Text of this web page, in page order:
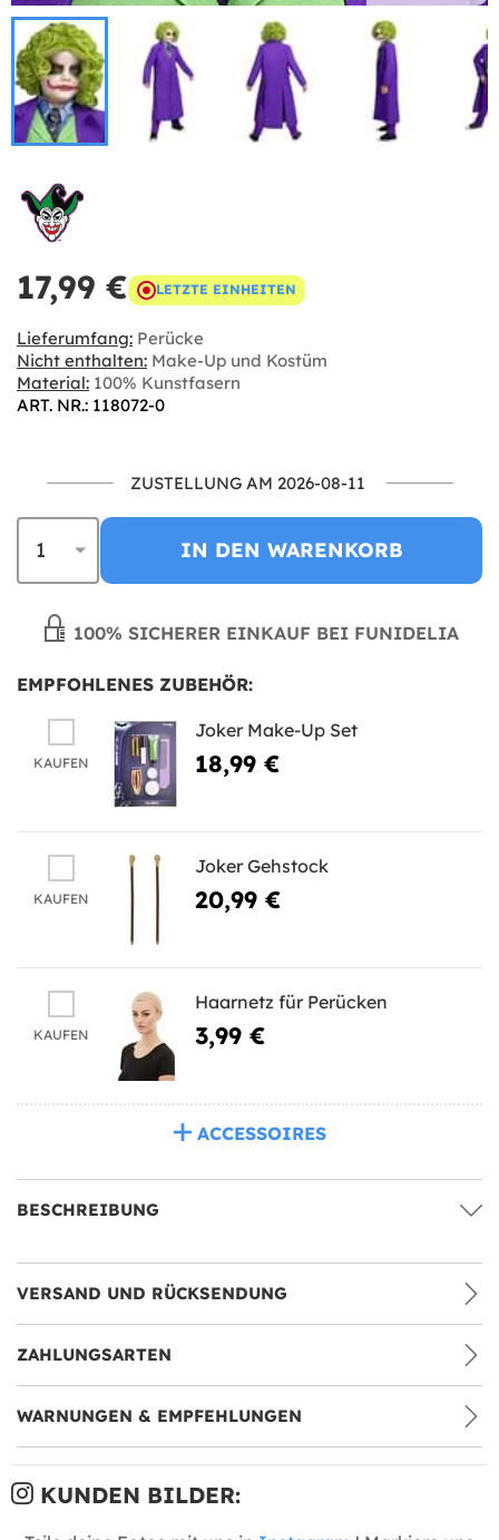
17,99 € LETZTE EINHEITEN
Lieferumfang: Perücke
Nicht enthalten: Make-Up und Kostüm
Material: 100% Kunstfasern
ART. NR.: 118072-0
ZUSTELLUNG AM 2026-08-11
IN DEN WARENKORB
100% SICHERER EINKAUF BEI FUNIDELIA
EMPFOHLENES ZUBEHÖR:
KAUFEN
Joker Make-Up Set
18,99 €
KAUFEN
Joker Gehstock
20,99 €
KAUFEN
Haarnetz für Perücken
3,99 €
ACCESSOIRES
BESCHREIBUNG
VERSAND UND RÜCKSENDUNG
ZAHLUNGSARTEN
WARNUNGEN & EMPFEHLUNGEN
KUNDEN BILDER: